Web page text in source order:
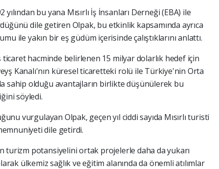
yılından bu yana Mısırlı İş İnsanları Derneği (EBA) ile
dile getiren Olpak, bu etkinlik kapsamında ayrıca
ile yakın bir eş güdüm içerisinde çalıştıklarını anlattı.
ticaret hacminde belirlenen 15 milyar dolarlık hedef için
Kanalı'nın küresel ticaretteki rolü ile Türkiye'nin Orta
sahip olduğu avantajların birlikte düşünülerek bu
söyledi.
vurgulayan Olpak, geçen yıl ciddi sayıda Mısırlı turisti
dile getirdi.
turizm potansiyelini ortak projelerle daha da yukarı
ülkemiz sağlık ve eğitim alanında da önemli atılımlar